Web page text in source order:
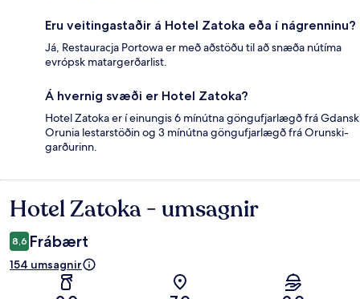
Eru veitingastaðir á Hotel Zatoka eða í nágrenninu?
Já, Restauracja Portowa er með aðstöðu til að snæða nútíma
evrópsk matargerðarlist.
Á hvernig svæði er Hotel Zatoka?
Hotel Zatoka er í einungis 6 mínútna göngufjarlægð frá Gdansk
Orunia lestarstöðin og 3 mínútna göngufjarlægð frá Orunski-
garðurinn.
Umsagnir
Hotel Zatoka - umsagnir
8,6 Frábært
154 umsagnir